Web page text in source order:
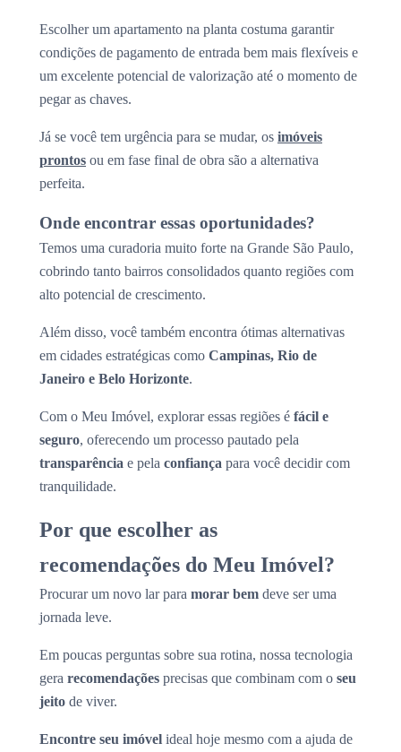
Escolher um apartamento na planta costuma garantir
condições de pagamento de entrada bem mais flexíveis e
um excelente potencial de valorização até o momento de
pegar as chaves.
Já se você tem urgência para se mudar, os imóveis
prontos ou em fase final de obra são a alternativa
perfeita.
Onde encontrar essas oportunidades?
Temos uma curadoria muito forte na Grande São Paulo,
cobrindo tanto bairros consolidados quanto regiões com
alto potencial de crescimento.
Além disso, você também encontra ótimas alternativas
em cidades estratégicas como Campinas, Rio de
Janeiro e Belo Horizonte.
Com o Meu Imóvel, explorar essas regiões é fácil e
seguro, oferecendo um processo pautado pela
transparência e pela confiança para você decidir com
tranquilidade.
Por que escolher as
recomendações do Meu Imóvel?
Procurar um novo lar para morar bem deve ser uma
jornada leve.
Em poucas perguntas sobre sua rotina, nossa tecnologia
gera recomendações precisas que combinam com o seu
jeito de viver.
Encontre seu imóvel ideal hoje mesmo com a ajuda de